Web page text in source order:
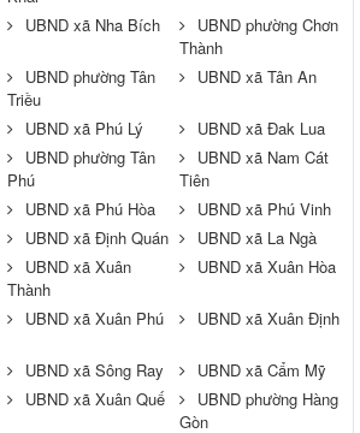
UBND xã Nha Bích
UBND phường Chơn
Thành
UBND phường Tân
Triều
UBND xã Tân An
UBND xã Phú Lý
UBND xã Đak Lua
UBND phường Tân
Phú
UBND xã Nam Cát
Tiên
UBND xã Phú Hòa
UBND xã Phú Vinh
UBND xã Định Quán
UBND xã La Ngà
UBND xã Xuân
Thành
UBND xã Xuân Hòa
UBND xã Xuân Phú UBND xã Xuân Định
UBND xã Sông Ray
UBND xã Cẩm Mỹ
UBND xã Xuân Quế
UBND phường Hàng
Gòn